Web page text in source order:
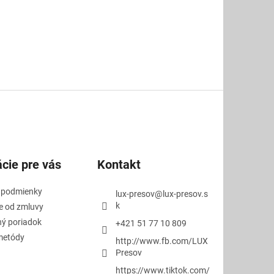
pre vás
od zmluvy
poriadok
Kontakt
lux-presov@ lux-presov.s
k
+421 51 77 10 809
http://www.fb.com/LUX
Presov
https://www.tiktok.com/